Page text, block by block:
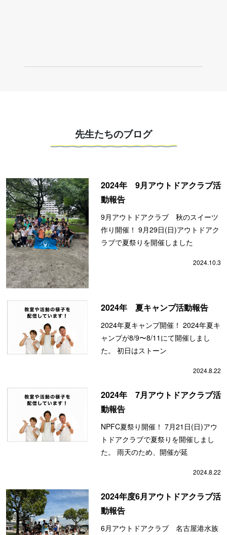
先生たちのブログ
2024年 9月アウトドアクラブ活
動報告
9月アウトドアクラブ 秋のスイーツ
作り開催！ 9月29日(日)アウトドアク
ラブで夏祭りを開催しました
2024.10.3
2024年 夏キャンプ活動報告
2024年夏キャンプ開催！ 2024年夏キ
ャンプが8/9〜8/11にて開催しまし
た。 初日はストーン
2024.8.22
2024年 7月アウトドアクラブ活
動報告
NPFC夏祭り開催！ 7月21日(日)アウ
トドアクラブで夏祭りを開催しまし
た。 雨天のため、開催が延
2024.8.22
2024年度6月アウトドアクラブ活
動報告
6月アウトドアクラブ 名古屋港水族